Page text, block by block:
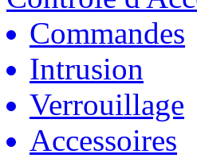
Commandes
Intrusion
Verrouillage
Accessoires